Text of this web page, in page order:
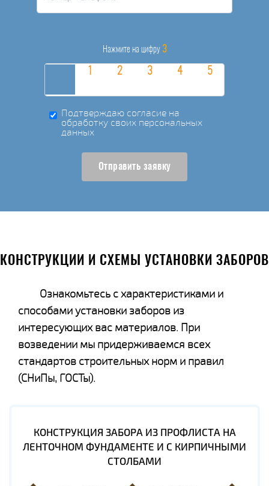
Нажмите на цифру 3
Подтверждаю согласие на
обработку своих персональных
данных
Отправить заявку
КОНСТРУКЦИИ И СХЕМЫ УСТАНОВКИ ЗАБОРОВ
Ознакомьтесь с характеристиками и
способами установки заборов из
интересующих вас материалов. При
возведении мы придерживаемся всех
стандартов строительных норм и правил
(СНиПы, ГОСТы).
КОНСТРУКЦИЯ ЗАБОРА ИЗ ПРОФЛИСТА НА
ЛЕНТОЧНОМ ФУНДАМЕНТЕ И С КИРПИЧНЫМИ
СТОЛБАМИ